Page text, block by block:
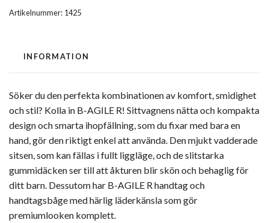
Artikelnummer: 1425
INFORMATION
Söker du den perfekta kombinationen av komfort, smidighet
och stil? Kolla in B-AGILE R! Sittvagnens nätta och kompakta
design och smarta ihopfällning, som du fixar med bara en
hand, gör den riktigt enkel att använda. Den mjukt vadderade
sitsen, som kan fällas i fullt liggläge, och de slitstarka
gummidäcken ser till att åkturen blir skön och behaglig för
ditt barn. Dessutom har B-AGILE R handtag och
handtagsbåge med härlig läderkänsla som gör
premiumlooken komplett.